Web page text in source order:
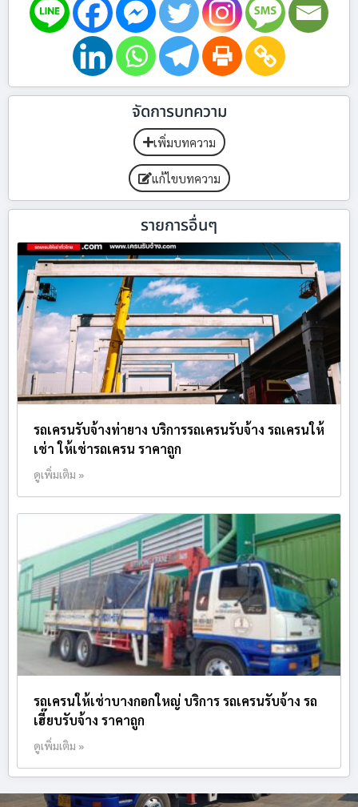
จัดการบทความ
เพิ่มบทความ
แก้ไขบทความ
รายการอื่นๆ
รถเครนรับจ้างท่ายาง บริการรถเครนรับจ้าง รถเครนให้
เช่า ให้เช่ารถเครน ราคาถูก
ดูเพิ่มเติม »
รถเครนให้เช่าบางกอกใหญ่ บริการ รถเครนรับจ้าง รถ
เฮี๊ยบรับจ้าง ราคาถูก
ดูเพิ่มเติม »